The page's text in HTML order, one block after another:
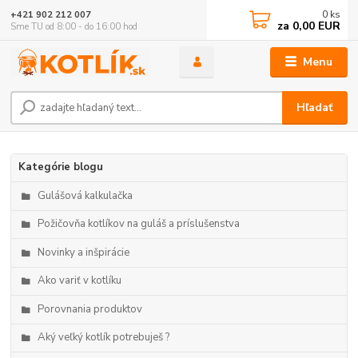
Menu
Hľadať
+421 902 212 007
Sme TU od 8:00 - do 16:00 hod
0 ks
za 0,00 EUR
Kategórie blogu
Gulášová kalkulačka
Požičovňa kotlíkov na guláš a príslušenstva
Novinky a inšpirácie
Ako variť v kotlíku
Porovnania produktov
Aký veľký kotlík potrebuješ ?